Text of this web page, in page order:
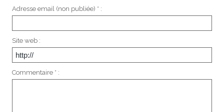
Adresse email (non publiée) * :
Site web :
Commentaire * :